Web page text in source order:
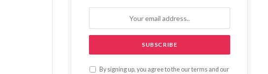
By signing up, you agree to the our terms and our